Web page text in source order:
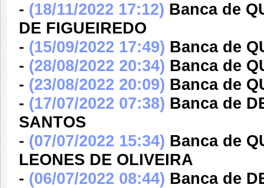
- (18/11/2022 17:12) Banca de
DE FIGUEIREDO
- (15/09/2022 17:49) Banca de
- (28/08/2022 20:34) Banca de
- (23/08/2022 20:09) Banca de
- (17/07/2022 07:38) Banca de
SANTOS
- (07/07/2022 15:34) Banca de
LEONES DE OLIVEIRA
- (06/07/2022 08:44) Banca de